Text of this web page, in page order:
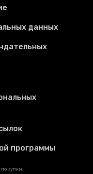
данных
программы
покупки